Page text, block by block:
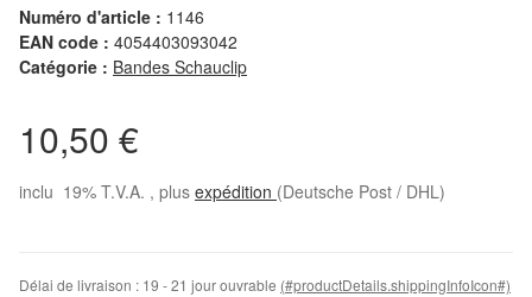
Numéro d'article : 1146
EAN code : 4054403093042
Catégorie : Bandes Schauclip
10,50 €
inclu 19% T.V.A. , plus expédition (Deutsche Post / DHL)
Délai de livraison : 19 - 21 jour ouvrable (#productDetails.shippingInfoIcon#)